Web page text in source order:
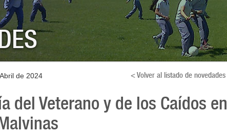
de 2024 < Volver al listado de novedades
del Veterano y de los Caídos en